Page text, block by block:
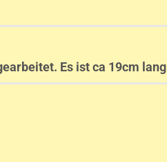
Es ist ca 19cm lang